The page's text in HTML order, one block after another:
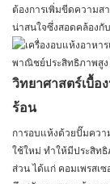
ต้องการเพิ่มขีดความส
น่าสนใจซึ่งสอดคล้องกั
วิทยาศาสตร์เบื้อ
ร้อน
การอบแห้งด้วยปั๊มคว
ใช้ใหม่ ทำให้มีประสิท
ส่วน ได้แก่ คอมเพรสเ